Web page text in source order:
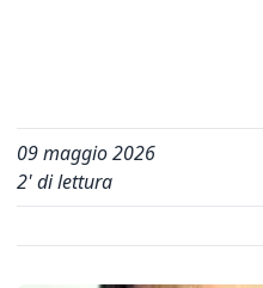
09 maggio 2026
2' di lettura